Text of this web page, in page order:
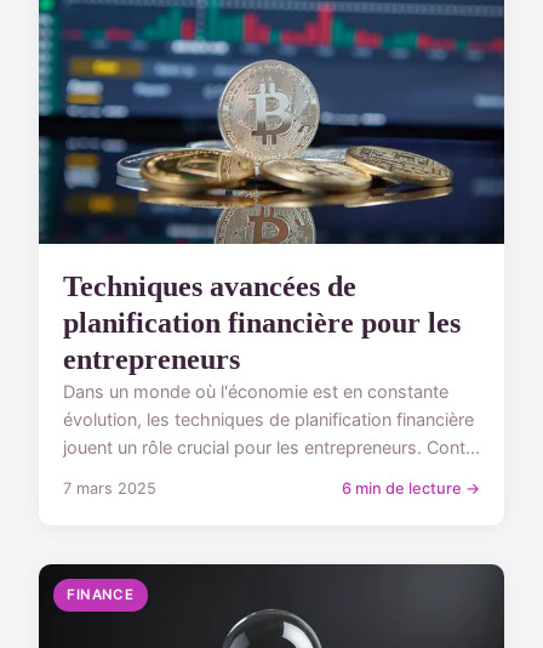
Techniques avancées de
planification financière pour les
entrepreneurs
Dans un monde où l'économie est en constante
évolution, les techniques de planification financière
jouent un rôle crucial pour les entrepreneurs. Cont...
7 mars 2025 6 min de lecture →
FINANCE